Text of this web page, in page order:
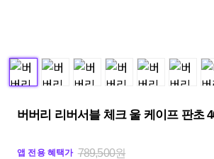
버버리 리버서블 체크 울 케이프 판초
앱 전용 혜택가 789,500원